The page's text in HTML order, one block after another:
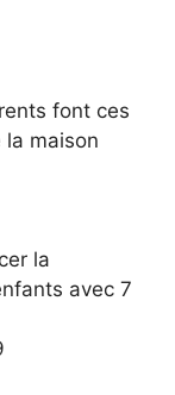
font ces
maison
la
avec 7